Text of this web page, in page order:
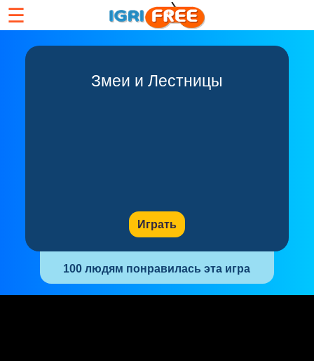
☰
Змеи и Лестницы
Играть
100 людям понравилась эта игра